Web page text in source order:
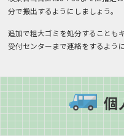
分で搬出するようにしましょう。
追加で粗大ゴミを処分することも
受付センターまで連絡をするよう
個